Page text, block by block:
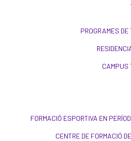
PROGRAMES
CAMPUS
FORMACIÓ ESPORTIVA EN
CENTRE DE FORMACIÓ